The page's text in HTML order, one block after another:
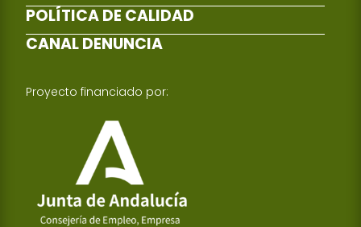
POLÍTICA DE CALIDAD
CANAL DENUNCIA
Proyecto financiado por: